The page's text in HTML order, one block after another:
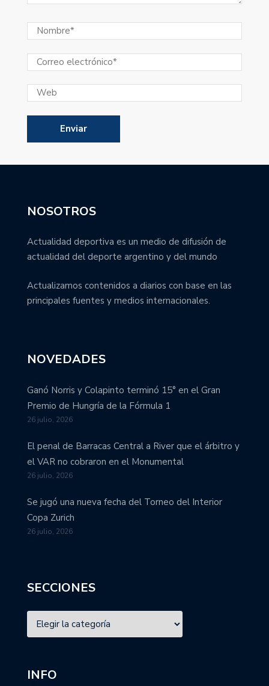
NOSOTROS
Actualidad deportiva es un medio de difusión de
actualidad del deporte argentino y del mundo
Actualizamos contenidos a diarios con base en las
principales fuentes y medios internacionales.
NOVEDADES
Ganó Norris y Colapinto terminó 15° en el Gran
Premio de Hungría de la Fórmula 1
26 julio, 2026
El penal de Barracas Central a River que el árbitro y
el VAR no cobraron en el Monumental
26 julio, 2026
Se jugó una nueva fecha del Torneo del Interior
Copa Zurich
26 julio, 2026
SECCIONES
INFO